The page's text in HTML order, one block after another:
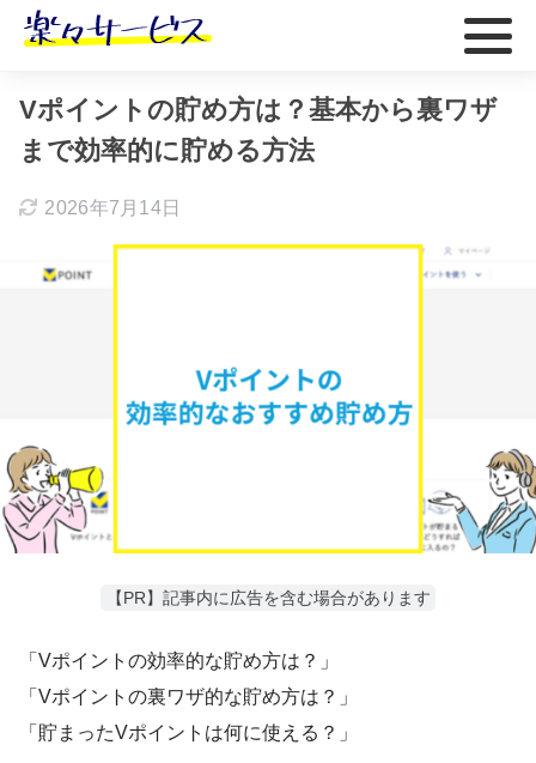
ホーム おすすめ
Vポイントの貯め方は？基本から裏ワザ
まで効率的に貯める方法
2026年7月14日
【PR】記事内に広告を含む場合があります
「Vポイントの効率的な貯め方は？」
「Vポイントの裏ワザ的な貯め方は？」
「貯まったVポイントは何に使える？」